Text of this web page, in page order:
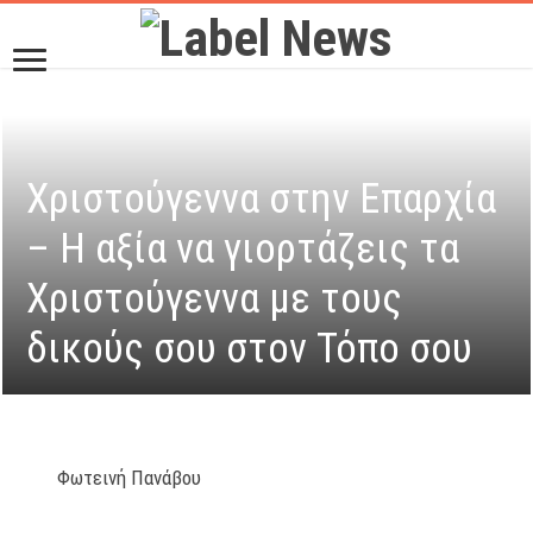
Χριστούγεννα στην Επαρχία
– Η αξία να γιορτάζεις τα
Χριστούγεννα με τους
δικούς σου στον Τόπο σου
Φωτεινή Πανάβου